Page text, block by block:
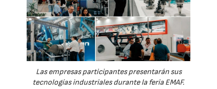
Las empresas participantes presentarán sus
tecnologías industriales durante la feria EMAF.